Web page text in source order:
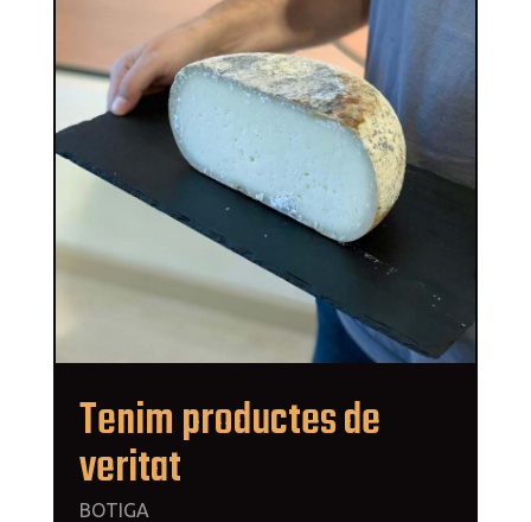
Tenim productes de
veritat
BOTIGA